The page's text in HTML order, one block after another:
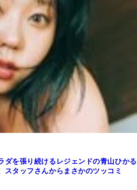
ダを張り続けるレジェンドの青山ひかる
スタッフさんからまさかのツッコミ